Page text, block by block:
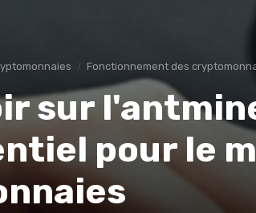
Fonctionnement des
sur
pour le